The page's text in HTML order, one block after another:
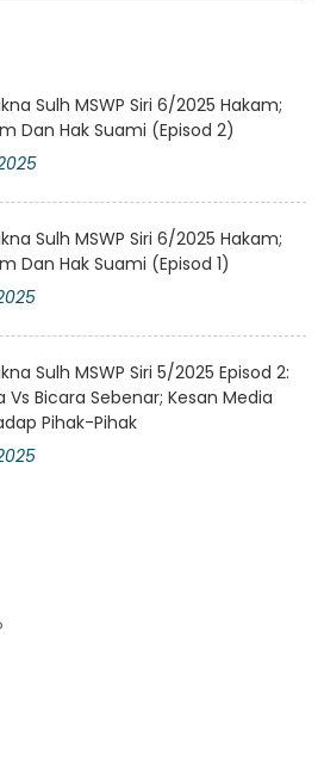
Sulh MSWP Siri 6/2025 Hakam;
Dan Hak Suami (Episod 2)
Sulh MSWP Siri 6/2025 Hakam;
Dan Hak Suami (Episod 1)
Sulh MSWP Siri 5/2025 Episod 2:
Vs Bicara Sebenar; Kesan Media
Pihak-Pihak